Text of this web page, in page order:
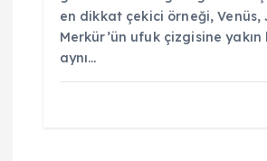
en dikkat çekici örneği, Venüs,
Merkür’ün ufuk çizgisine
aynı…